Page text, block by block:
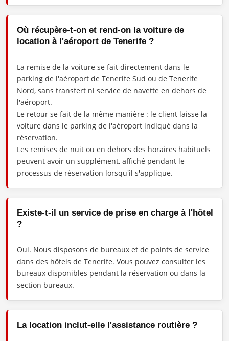
Où récupère-t-on et rend-on la voiture de
location à l'aéroport de Tenerife ?
La remise de la voiture se fait directement dans le
parking de l'aéroport de Tenerife Sud ou de Tenerife
Nord, sans transfert ni service de navette en dehors de
l'aéroport.
Le retour se fait de la même manière : le client laisse la
voiture dans le parking de l'aéroport indiqué dans la
réservation.
Les remises de nuit ou en dehors des horaires habituels
peuvent avoir un supplément, affiché pendant le
processus de réservation lorsqu'il s'applique.
Existe-t-il un service de prise en charge à l'hôtel
?
Oui. Nous disposons de bureaux et de points de service
dans des hôtels de Tenerife. Vous pouvez consulter les
bureaux disponibles pendant la réservation ou dans la
section bureaux.
La location inclut-elle l'assistance routière ?